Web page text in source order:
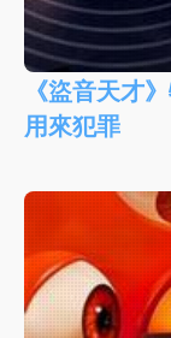
《盜音天才
用來犯罪